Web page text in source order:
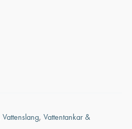
Vattenslang, Vattentankar &